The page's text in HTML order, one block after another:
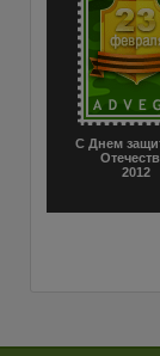
С Днем
2012